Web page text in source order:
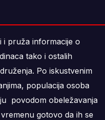
i pruža informacije o
tako i ostalih
Po iskustvenim
populacija osoba
povodom obeležavanja
gotovo da ih se